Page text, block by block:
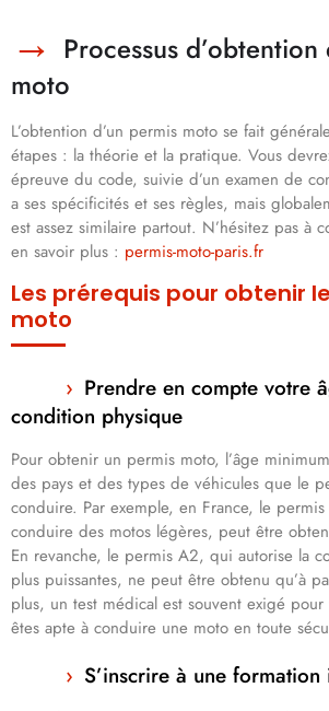
Processus
moto
L’obtention d’un permis moto se fait
étapes : la théorie et la pratique. Vous
épreuve du code, suivie d’un examen de
a ses spécificités et ses règles, mais
est assez similaire partout. N’hésitez pas à
en savoir plus : permis-moto-paris.fr
Les prérequis pour obtenir
moto
Prendre en compte votre
condition physique
Pour obtenir un permis moto, l’âge
des pays et des types de véhicules que le
conduire. Par exemple, en France, le
conduire des motos légères, peut être
En revanche, le permis A2, qui autorise la
plus puissantes, ne peut être obtenu qu’à
plus, un test médical est souvent exigé
êtes apte à conduire une moto en toute
S’inscrire à une